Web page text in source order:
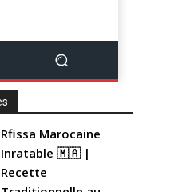
Rfissa Marocaine
Inratable 🇲🇦 |
Recette